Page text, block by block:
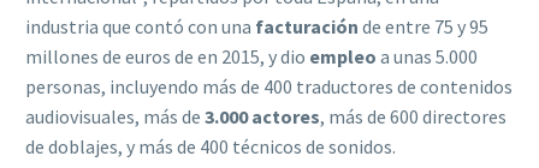
industria que contó con una facturación de entre 75 y 95
millones de euros de en 2015, y dio empleo a unas 5.000
personas, incluyendo más de 400 traductores de contenidos
audiovisuales, más de 3.000 actores, más de 600 directores
de doblajes, y más de 400 técnicos de sonidos.